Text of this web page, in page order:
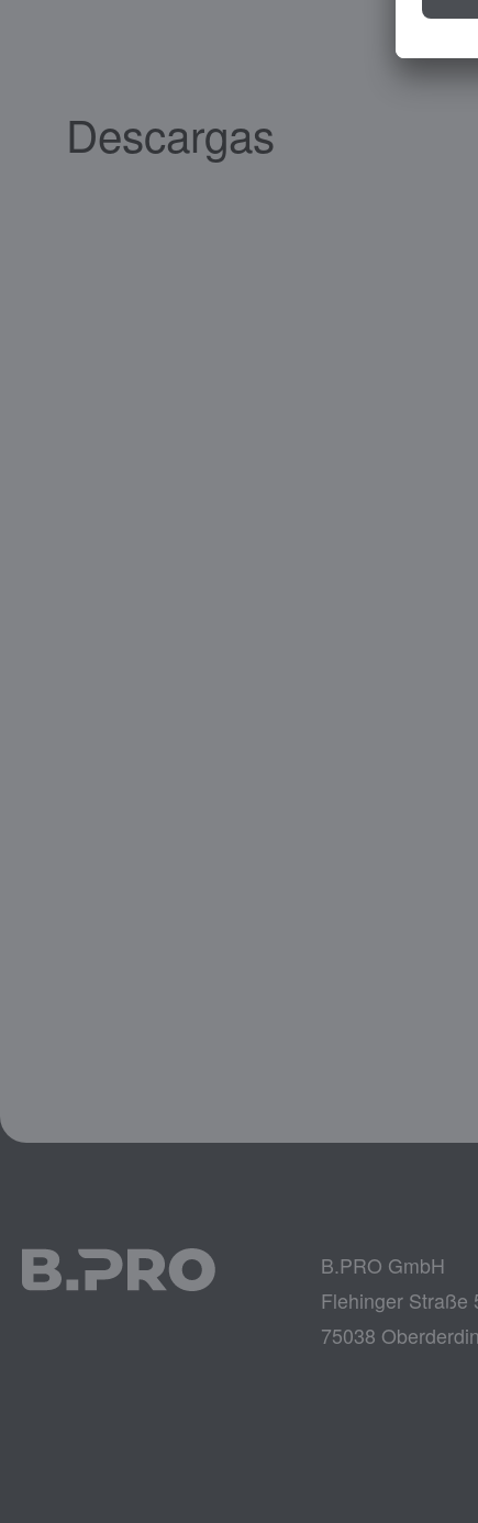
Descargas
B.PRO GmbH
Flehinger Straße
75038